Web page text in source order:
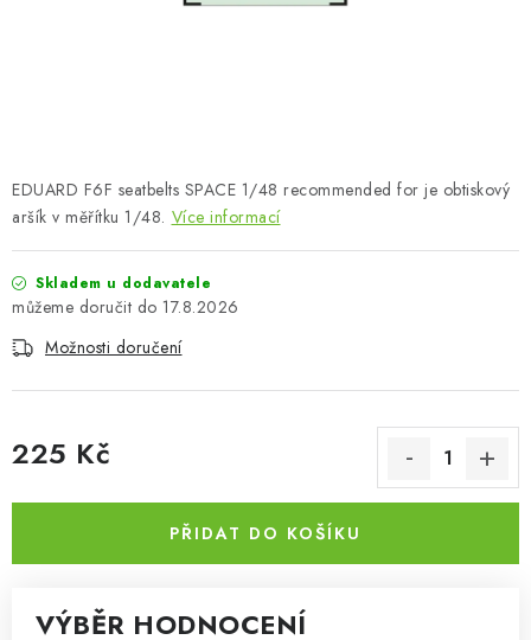
O nás Moje objednávka Kontakty
Obchodní podmínky
Podmínky ochrany osobních údajů
Reklamační řád
Velkoobchod (B2B)
Převodník modelářských barev
FAQ
Výstavy 2026
EDUARD F6F seatbelts SPACE 1/48 recommended for je obtiskový
aršík v měřítku 1/48. Více informací
Skladem u dodavatele
17.8.2026
Možnosti doručení
225 Kč
PŘIDAT DO KOŠÍKU
VÝBĚR HODNOCENÍ